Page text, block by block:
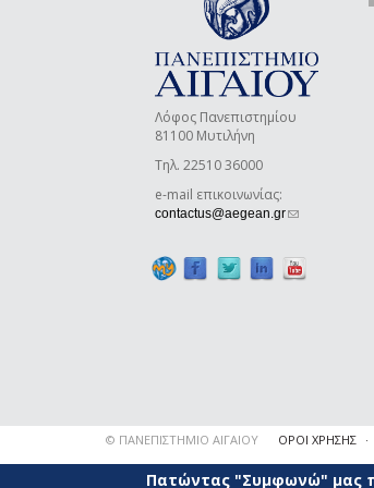
Λόφος Πανεπιστημίου
81100 Μυτιλήνη
Τηλ. 22510 36000
e-mail επικοινωνίας:
contactus@aegean.gr(link sends e-
© ΠΑΝΕΠΙΣΤΗΜΙΟ ΑΙΓΑΙΟΥ ΟΡΟΙ ΧΡΗΣΗΣ
Πατώντας "Συμφωνώ" μας